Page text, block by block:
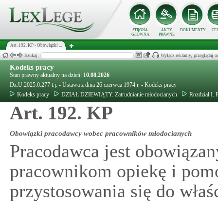
STRONA
GŁÓWNA
AKTY
PRAWNE
DOKUMENTY
Art. 192. KP - Obowiązki ...
Szukaj: Wyłącz reklamy, przeglądaj
Kodeks pracy
Stan prawny aktualny na dzień: 10.08.2026
Dz.U.2025.0.277 t.j. - Ustawa z dnia 26 czerwca 1974 r. - Kodeks pracy
Kodeks pracy
DZIAŁ DZIEWIĄTY. Zatrudnianie młodocianych Rozdział I.
Art. 192. KP
Obowiązki pracodawcy wobec pracowników młodocianych
Pracodawca jest
pracownikom opiekę i
przystosowania się do